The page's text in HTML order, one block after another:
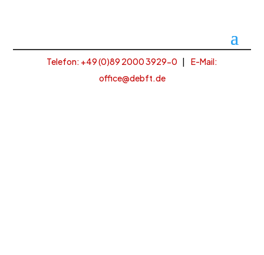
Telefon: +49 (0)89 2000 3929-0 | E-Mail:
office@debft.de